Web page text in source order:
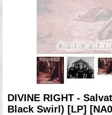
DIVINE RIGHT -
Black Swirl) [LP]